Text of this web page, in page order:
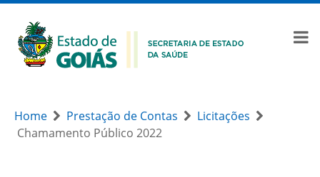
Home Prestação de Contas
Licitações
Chamamento Público 2022